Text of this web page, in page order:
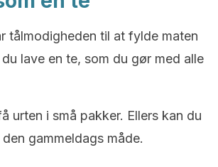
tålmodigheden til at fylde maten
lave en te, som du gør med alle
urten i små pakker. Ellers kan du
gammeldags måde.